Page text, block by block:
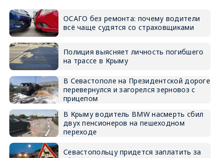
ОСАГО без ремонта: почему водители
всё чаще судятся со страховщиками
Полиция выясняет личность погибшего
на трассе в Крыму
В Севастополе на Президентской дороге
перевернулся и загорелся зерновоз с
прицепом
В Крыму водитель BMW насмерть сбил
двух пенсионеров на пешеходном
переходе
Севастопольцу придется заплатить за